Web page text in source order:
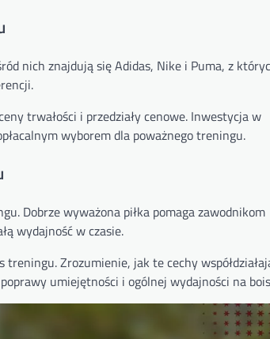
nich znajdują się Adidas, Nike i Puma, z
trwałości i przedziały cenowe. Inwestycja w
wyborem dla poważnego treningu.
Dobrze wyważona piłka pomaga zawodnikom
wydajność w czasie.
Zrozumienie, jak te cechy
umiejętności i ogólnej wydajności na